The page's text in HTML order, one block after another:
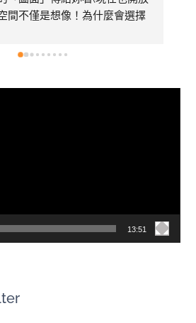
間不僅是想像！為什麼會選擇
容有詳細介紹產品差異
13:51